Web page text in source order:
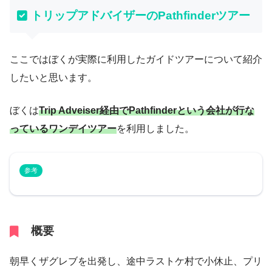
トリップアドバイザーのPathfinderツアー
ここではぼくが実際に利用したガイドツアーについて紹介
したいと思います。
ぼくはTrip Adveiser経由でPathfinderという会社が行な
っているワンデイツアーを利用しました。
参考
概要
朝早くザグレブを出発し、途中ラストケ村で小休止、プリ